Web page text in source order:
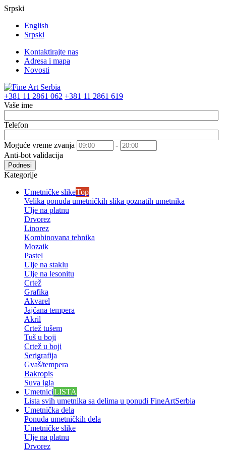
Srpski
English
Srpski
Kontaktirajte nas
Adresa i mapa
Novosti
+381 11 2861 062 +381 11 2861 619
Vaše ime
Telefon
Moguće vreme zvanja
-
Anti-bot validacija
Podnesi
Kategorije
Umetničke slikeTop
Velika ponuda umetničkih slika poznatih umetnika
Ulje na platnu
Drvorez
Linorez
Kombinovana tehnika
Mozaik
Pastel
Ulje na staklu
Ulje na lesonitu
Crtež
Grafika
Akvarel
Jajčana tempera
Akril
Crtež tušem
Tuš u boji
Crtež u boji
Serigrafija
Gvaš/tempera
Bakropis
Suva igla
UmetniciLISTA
Lista svih umetnika sa delima u ponudi FineArtSerbia
Umetnička dela
Ponuda umetničkih dela
Umetničke slike
Ulje na platnu
Drvorez